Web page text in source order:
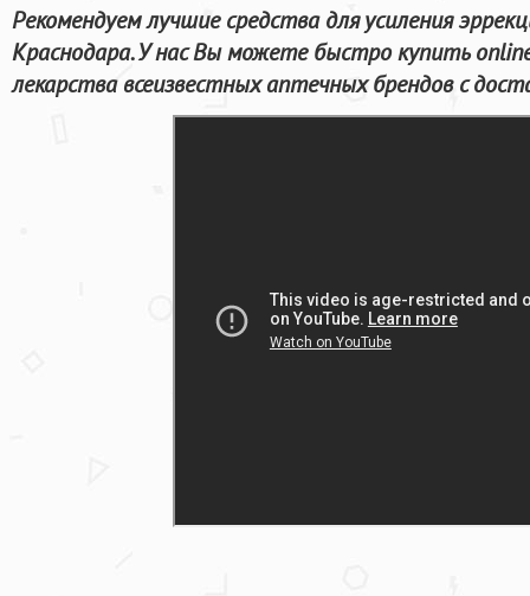
Рекомендуем лучшие средства для усиления
Краснодара. У нас Вы можете быстро купить
лекарства всеизвестных аптечных брендов с